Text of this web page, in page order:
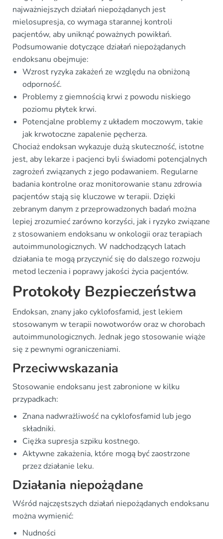
najważniejszych działań niepożądanych jest
mielosupresja, co wymaga starannej kontroli
pacjentów, aby uniknąć poważnych powikłań.
Podsumowanie dotyczące działań niepożądanych
endoksanu obejmuje:
Wzrost ryzyka zakażeń ze względu na obniżoną
odporność.
Problemy z giemnością krwi z powodu niskiego
poziomu płytek krwi.
Potencjalne problemy z układem moczowym, takie
jak krwotoczne zapalenie pęcherza.
Chociaż endoksan wykazuje dużą skuteczność, istotne
jest, aby lekarze i pacjenci byli świadomi potencjalnych
zagrożeń związanych z jego podawaniem. Regularne
badania kontrolne oraz monitorowanie stanu zdrowia
pacjentów stają się kluczowe w terapii. Dzięki
zebranym danym z przeprowadzonych badań można
lepiej zrozumieć zarówno korzyści, jak i ryzyko związane
z stosowaniem endoksanu w onkologii oraz terapiach
autoimmunologicznych. W nadchodzących latach
działania te mogą przyczynić się do dalszego rozwoju
metod leczenia i poprawy jakości życia pacjentów.
Protokoły Bezpieczeństwa
Endoksan, znany jako cyklofosfamid, jest lekiem
stosowanym w terapii nowotworów oraz w chorobach
autoimmunologicznych. Jednak jego stosowanie wiąże
się z pewnymi ograniczeniami.
Przeciwwskazania
Stosowanie endoksanu jest zabronione w kilku
przypadkach:
Znana nadwrażliwość na cyklofosfamid lub jego
składniki.
Ciężka supresja szpiku kostnego.
Aktywne zakażenia, które mogą być zaostrzone
przez działanie leku.
Działania niepożądane
Wśród najczęstszych działań niepożądanych endoksanu
można wymienić:
Nudności